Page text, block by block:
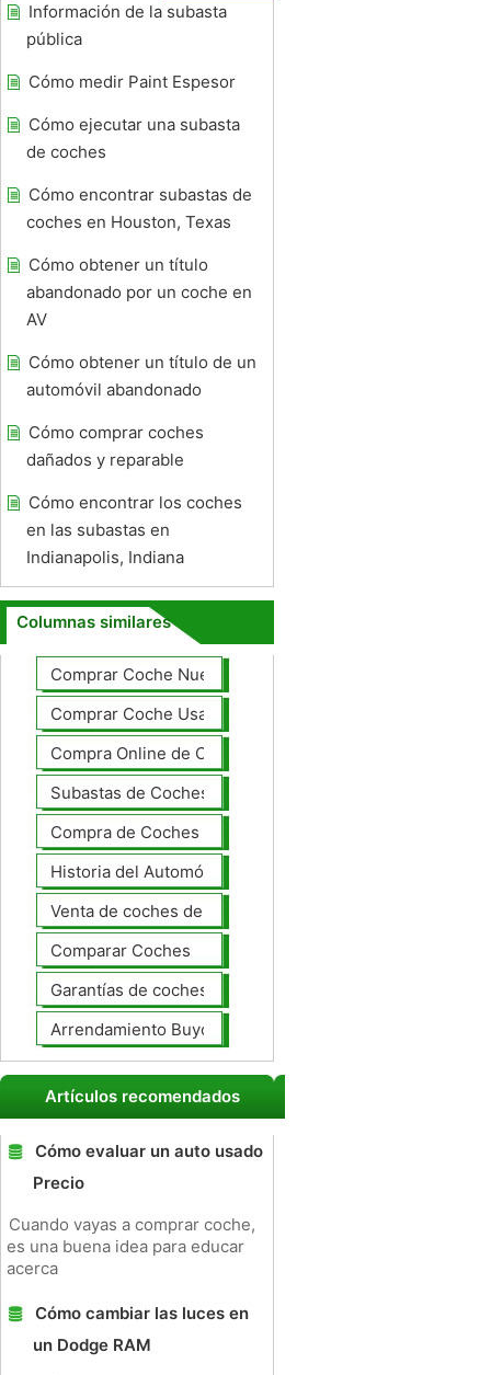
Información de la subasta
pública
Cómo medir Paint Espesor
Cómo ejecutar una subasta
de coches
Cómo encontrar subastas de
coches en Houston, Texas
Cómo obtener un título
abandonado por un coche en
AV
Cómo obtener un título de un
automóvil abandonado
Cómo comprar coches
dañados y reparable
Cómo encontrar los coches
en las subastas en
Indianapolis, Indiana
Columnas similares
Comprar Coche Nuevo
Comprar Coche Usado
Compra Online de Coches
Subastas de Coches
Compra de Coches Basics
Historia del Automóvil
Venta de coches de lujo
Comparar Coches
Garantías de coches ampliado
Arrendamiento Buyout
Artículos recomendados
Cómo evaluar un auto usado
Precio
Cuando vayas a comprar coche,
es una buena idea para educar
acerca
Cómo cambiar las luces en
un Dodge RAM